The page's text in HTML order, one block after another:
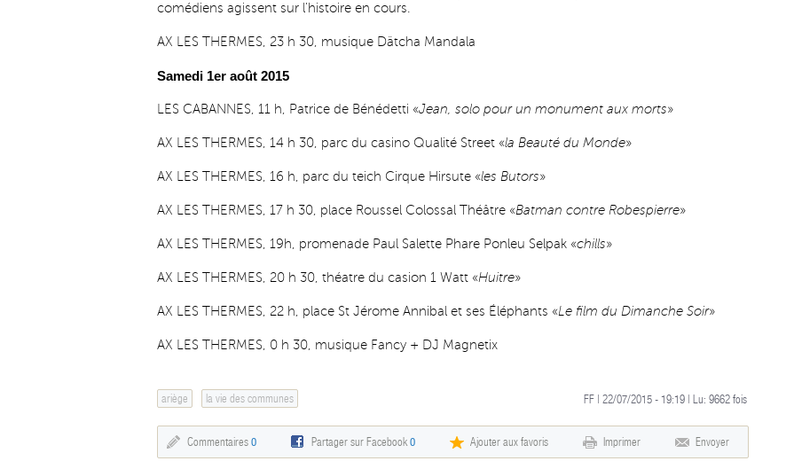
comédiens agissent sur l’histoire en cours.
AX LES THERMES, 23 h 30, musique Dätcha Mandala
Samedi 1er août 2015
LES CABANNES, 11 h, Patrice de Bénédetti «Jean, solo pour un monument aux morts»
AX LES THERMES, 14 h 30, parc du casino Qualité Street «la Beauté du Monde»
AX LES THERMES, 16 h, parc du teich Cirque Hirsute «les Butors»
AX LES THERMES, 17 h 30, place Roussel Colossal Théâtre «Batman contre Robespierre»
AX LES THERMES, 19h, promenade Paul Salette Phare Ponleu Selpak «chills»
AX LES THERMES, 20 h 30, théatre du casion 1 Watt «Huitre»
AX LES THERMES, 22 h, place St Jérome Annibal et ses Éléphants «Le film du Dimanche Soir»
AX LES THERMES, 0 h 30, musique Fancy + DJ Magnetix
ariège la vie des communes FF | 22/07/2015 - 19:19 | Lu: 9662 fois
Commentaires 0 Partager sur Facebook0 Ajouter aux favoris Imprimer Envoyer